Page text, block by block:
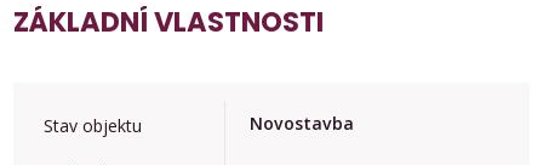
ZÁKLADNÍ VLASTNOSTI
Stav objektu Novostavba